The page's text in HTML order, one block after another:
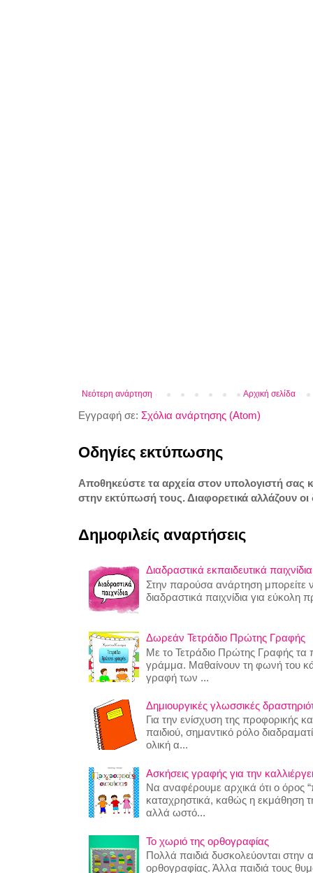
Νεότερη ανάρτηση Αρχική σελίδα
Εγγραφή σε: Σχόλια ανάρτησης (Atom)
Οδηγίες εκτύπωσης
Αποθηκεύστε τα αρχεία στον υπολογιστή σας
στην εκτύπωσή τους. Διαφορετικά αλλάζουν οι
Δημοφιλείς αναρτήσεις
Διαδραστικά εκπαιδευτικά παιχνίδια
Στην παρούσα ανάρτηση μπορείτε
διαδραστικά παιχνίδια για εύκολη
Δωρεάν Τετράδιο Πρώτης Γραφής
Με το Τετράδιο Πρώτης Γραφής τα
γράμμα. Μαθαίνουν τη φωνή του
γραφή των ...
Δημιουργικές γλωσσικές
Για την ενίσχυση της προφορικής
παιδιού, σημαντικό ρόλο
ολική α...
Ασκήσεις γραφής για την
Να αναφέρουμε αρχικά ότι ο όρος
καταχρηστικά, καθώς η εκμάθηση
αλλά ωστό...
Το χωριό της ορθογραφίας
Πολλά παιδιά δυσκολεύονται
ορθογραφίας. Άλλα παιδιά τους